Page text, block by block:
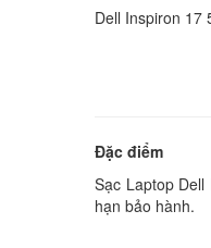
Dell Inspiron 17
Đặc điểm
Sạc Laptop
hạn bảo hành.